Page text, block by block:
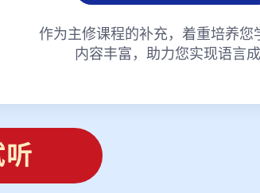
作为主修课程的补充，着重培养您
内容丰富，助力您实现语言